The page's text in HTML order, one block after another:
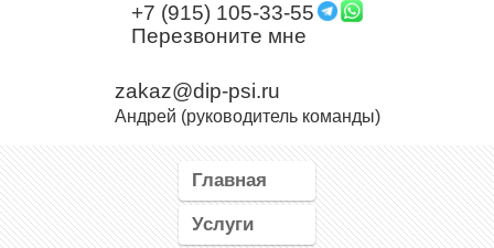
+7 (915) 105-33-55
Перезвоните мне
zakaz@dip-psi.ru
Андрей (руководитель команды)
Главная
Услуги